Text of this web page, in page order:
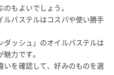
もよいでしょう。
ルパステルはコスパや使い勝手
ダッシュ」のオイルパステルは
力です。
いを確認して、好みのものを選